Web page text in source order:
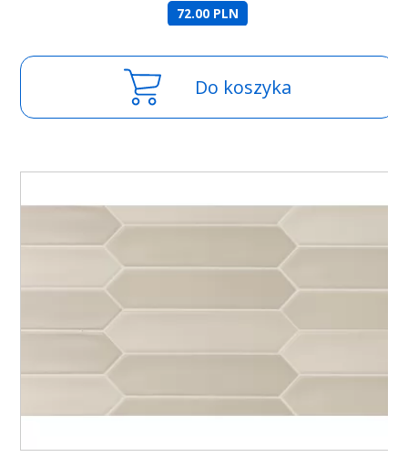
72.00 PLN
Do koszyka